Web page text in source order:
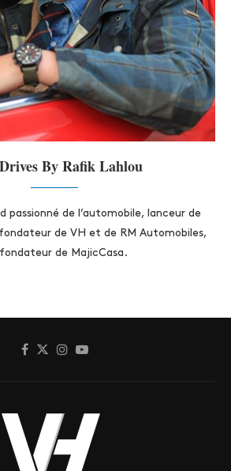
By Rafik Lahlou
passionné de l’automobile, lanceur de
de VH et de RM Automobiles,
de MajicCasa.